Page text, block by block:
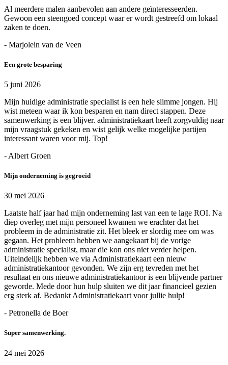
Al meerdere malen aanbevolen aan andere geïnteresseerden.
Gewoon een steengoed concept waar er wordt gestreefd om lokaal
zaken te doen.
- Marjolein van de Veen
Een grote besparing
5 juni 2026
Mijn huidige administratie specialist is een hele slimme jongen. Hij
wist meteen waar ik kon besparen en nam direct stappen. Deze
samenwerking is een blijver. administratiekaart heeft zorgvuldig naar
mijn vraagstuk gekeken en wist gelijk welke mogelijke partijen
interessant waren voor mij. Top!
- Albert Groen
Mijn onderneming is gegroeid
30 mei 2026
Laatste half jaar had mijn onderneming last van een te lage ROI. Na
diep overleg met mijn personeel kwamen we erachter dat het
probleem in de administratie zit. Het bleek er slordig mee om was
gegaan. Het probleem hebben we aangekaart bij de vorige
administratie specialist, maar die kon ons niet verder helpen.
Uiteindelijk hebben we via Administratiekaart een nieuw
administratiekantoor gevonden. We zijn erg tevreden met het
resultaat en ons nieuwe administratiekantoor is een blijvende partner
geworde. Mede door hun hulp sluiten we dit jaar financieel gezien
erg sterk af. Bedankt Administratiekaart voor jullie hulp!
- Petronella de Boer
Super samenwerking.
24 mei 2026